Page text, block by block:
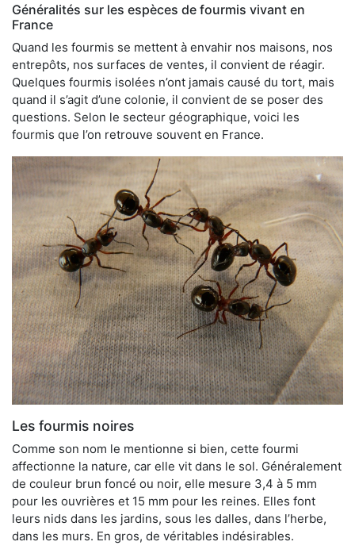
Généralités sur les espèces de fourmis vivant en
France
Quand les fourmis se mettent à envahir nos maisons, nos
entrepôts, nos surfaces de ventes, il convient de réagir.
Quelques fourmis isolées n’ont jamais causé du tort, mais
quand il s’agit d’une colonie, il convient de se poser des
questions. Selon le secteur géographique, voici les
fourmis que l’on retrouve souvent en France.
Les fourmis noires
Comme son nom le mentionne si bien, cette fourmi
affectionne la nature, car elle vit dans le sol. Généralement
de couleur brun foncé ou noir, elle mesure 3,4 à 5 mm
pour les ouvrières et 15 mm pour les reines. Elles font
leurs nids dans les jardins, sous les dalles, dans l’herbe,
dans les murs. En gros, de véritables indésirables.